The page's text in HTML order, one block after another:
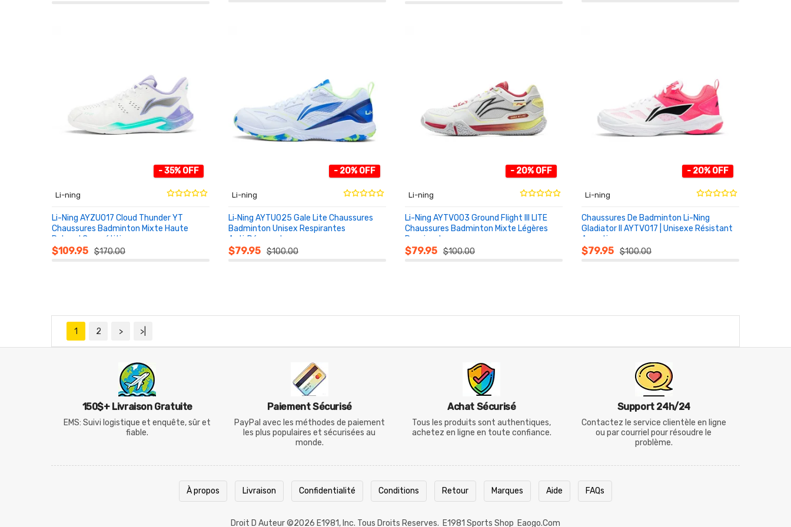
- 35% OFF
Li-ning
Li-Ning AYZU017 Cloud Thunder YT
Chaussures Badminton Mixte Haute
Rebond Compétition
$109.95 $170.00
- 20% OFF
Li-ning
Li‑Ning AYTU025 Gale Lite Chaussures
Badminton Unisex Respirantes
Anti‑Dérapantes
$79.95 $100.00
- 20% OFF
Li-ning
Li-Ning AYTV003 Ground Flight III LITE
Chaussures Badminton Mixte Légères
Respirantes
$79.95 $100.00
- 20% OFF
Li-ning
Chaussures De Badminton Li-Ning
Gladiator II AYTV017 | Unisexe Résistant
Amorti
$79.95 $100.00
1 2 > >|
150$+ Livraison Gratuite
EMS: Suivi logistique et enquête, sûr et
fiable.
Paiement Sécurisé
PayPal avec les méthodes de paiement
les plus populaires et sécurisées au
monde.
Achat Sécurisé
Tous les produits sont authentiques,
achetez en ligne en toute confiance.
Support 24h/24
Contactez le service clientèle en ligne
ou par courriel pour résoudre le
problème.
À propos Livraison Confidentialité Conditions Retour Marques Aide FAQs
Droit D Auteur ©2026 E1981, Inc. Tous Droits Reserves. E1981 Sports Shop Eaogo.com